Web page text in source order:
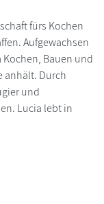
fürs Kochen
Aufgewachsen
Bauen und
anhält. Durch
und
Lucia lebt in